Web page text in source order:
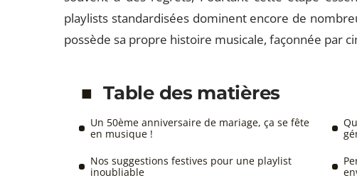
playlists standardisées dominent encore de
possède sa propre histoire musicale, façonnée par
Table des matières
Un 50ème anniversaire de mariage, ça se fête
en musique !
Nos suggestions festives pour une playlist
inoubliable